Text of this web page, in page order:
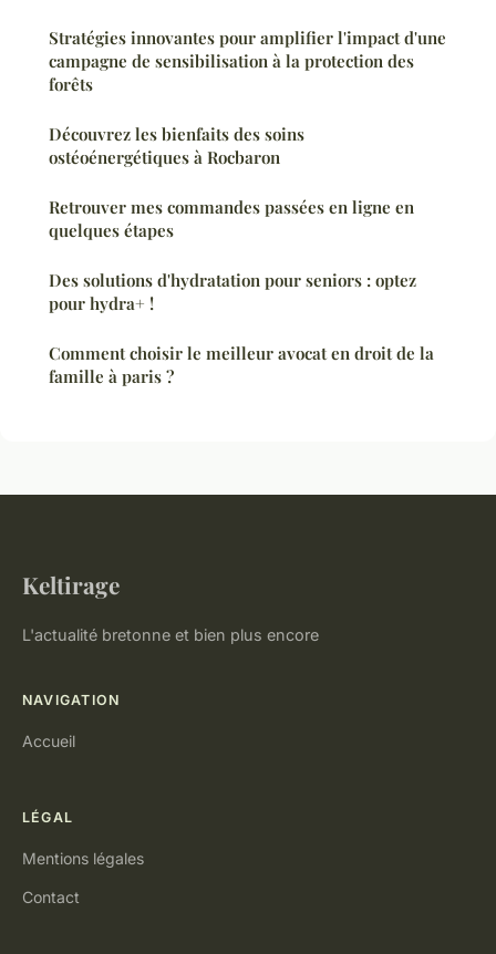
Stratégies innovantes pour amplifier l'impact d'une
campagne de sensibilisation à la protection des
forêts
Découvrez les bienfaits des soins
ostéoénergétiques à Rocbaron
Retrouver mes commandes passées en ligne en
quelques étapes
Des solutions d'hydratation pour seniors : optez
pour hydra+ !
Comment choisir le meilleur avocat en droit de la
famille à paris ?
Keltirage
L'actualité bretonne et bien plus encore
NAVIGATION
Accueil
LÉGAL
Mentions légales
Contact